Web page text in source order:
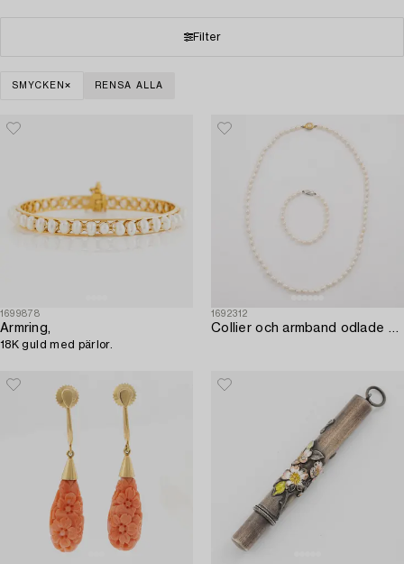
Filter
SMYCKEN RENSA ALLA
1699878
Armring,
18K guld med pärlor.
1692312
Collier och armband odlade pärlor med silverlås.